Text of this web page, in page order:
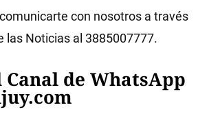
con nosotros a través
las Noticias al 3885007777.
Canal de WhatsApp